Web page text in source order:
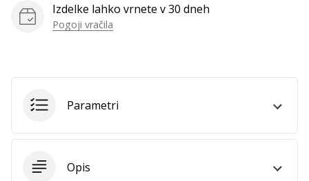
Izdelke lahko vrnete v 30 dneh
Pogoji vračila
Parametri
Opis